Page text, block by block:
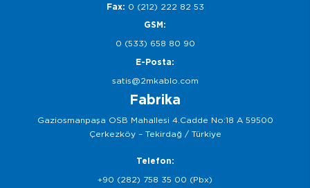
Fax: 0 (212) 222 82 53
GSM:
0 (533) 658 80 90
E-Posta:
satis@2mkablo.com
Fabrika
Gaziosmanpaşa OSB Mahallesi 4.Cadde No:18 A 59500
Çerkezköy – Tekirdağ / Türkiye
Telefon:
+90 (282) 758 35 00 (Pbx)